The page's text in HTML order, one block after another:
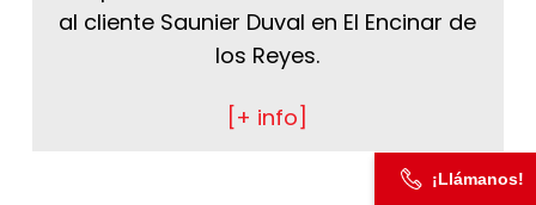
al cliente Saunier Duval en El Encinar de
los Reyes.
[+ info]
¡Llámanos!